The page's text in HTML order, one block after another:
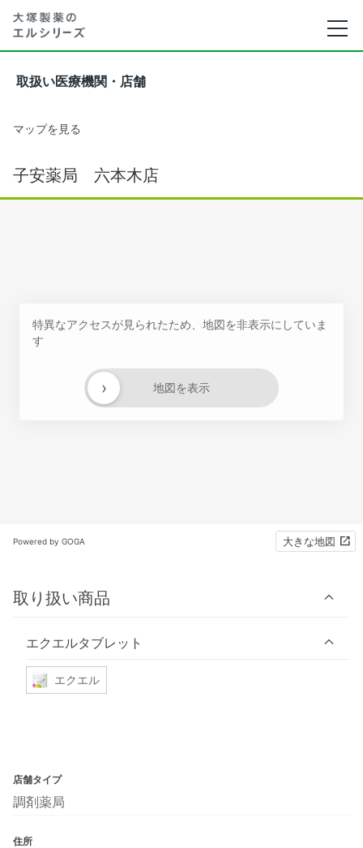
取扱い医療機関・店舗
マップを見る
子安薬局 六本木店
特異なアクセスが見られたため、地図を非表示にしていま
す
地図を表示
›
Powered by GOGA 大きな地図
取り扱い商品
エクエルタブレット
エクエル
店舗タイプ
調剤薬局
住所